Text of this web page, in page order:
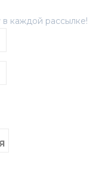
каждой рассылке!